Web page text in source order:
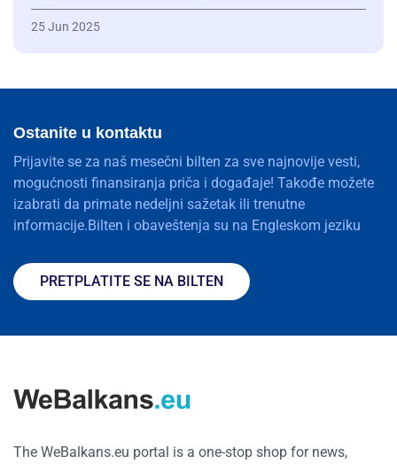
25 Jun 2025
Ostanite u kontaktu
Prijavite se za naš mesečni bilten za sve najnovije vesti,
mogućnosti finansiranja priča i događaje! Takođe možete
izabrati da primate nedeljni sažetak ili trenutne
informacije.Bilten i obaveštenja su na Engleskom jeziku
PRETPLATITE SE NA BILTEN
The WeBalkans.eu portal is a one-stop shop for news,